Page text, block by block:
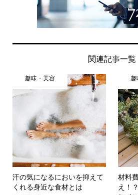
関連記事一覧
趣味・美容
汗の気になるにおいを抑えて
くれる身近な食材とは
材料
え！